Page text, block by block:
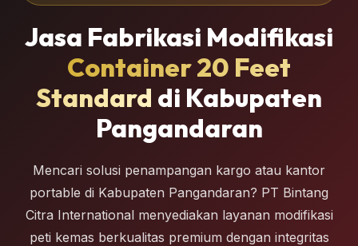
Jasa Fabrikasi Modifikasi
Container 20 Feet
Standard di Kabupaten
Pangandaran
Mencari solusi penampangan kargo atau kantor
portable di Kabupaten Pangandaran? PT Bintang
Citra International menyediakan layanan modifikasi
peti kemas berkualitas premium dengan integritas